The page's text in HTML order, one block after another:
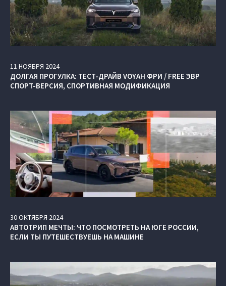
11 НОЯБРЯ 2024
ДОЛГАЯ ПРОГУЛКА: ТЕСТ-ДРАЙВ VOYAH ФРИ / FREE ЭВР
СПОРТ-ВЕРСИЯ, СПОРТИВНАЯ МОДИФИКАЦИЯ
30ОКТЯБРЯ 2024
АВТОТРИП МЕЧТЫ: ЧТО ПОСМОТРЕТЬ НА ЮГЕ РОССИИ,
ЕСЛИ ТЫ ПУТЕШЕСТВУЕШЬ НА МАШИНЕ